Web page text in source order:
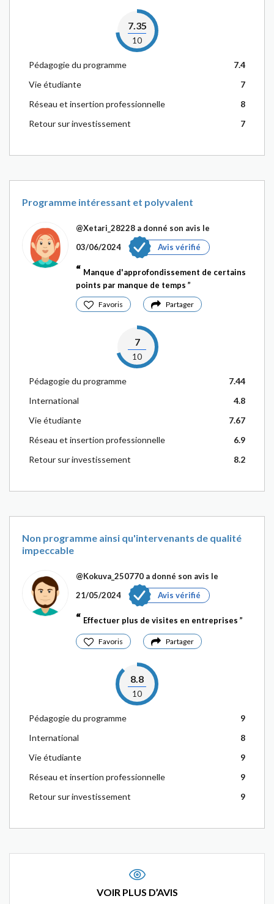
7.35
10
Pédagogie du programme
7.4
Vie étudiante
7
Réseau et insertion professionnelle
8
Retour sur investissement
7
Programme intéressant et polyvalent
@Xetari_28228 a donné son avis le
03/06/2024
Avis vérifié
Manque d'approfondissement de certains
points par manque de temps
Favoris Partager
7
10
Pédagogie du programme
7.44
International
4.8
Vie étudiante
7.67
Réseau et insertion professionnelle
6.9
Retour sur investissement
8.2
Non programme ainsi qu'intervenants de qualité
impeccable
@Kokuva_250770 a donné son avis le
21/05/2024
Avis vérifié
Effectuer plus de visites en entreprises
Favoris Partager
8.8
10
Pédagogie du programme
9
International
8
Vie étudiante
9
Réseau et insertion professionnelle
9
Retour sur investissement
9
VOIR PLUS D’AVIS